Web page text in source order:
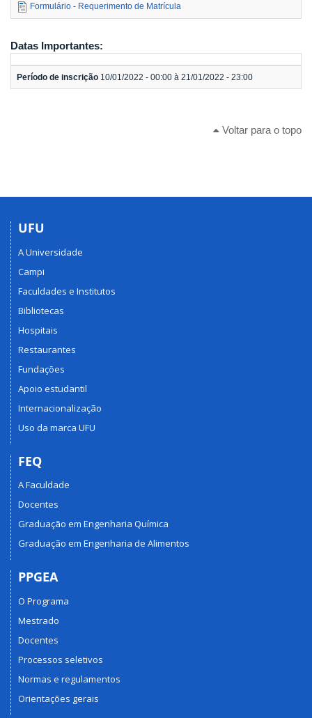
Formulário - Requerimento de Matrícula
Datas Importantes:
Período de inscrição 10/01/2022 - 00:00 à 21/01/2022 - 23:00
Voltar para o topo
UFU
A Universidade
Campi
Faculdades e Institutos
Bibliotecas
Hospitais
Restaurantes
Fundações
Apoio estudantil
Internacionalização
Uso da marca UFU
FEQ
A Faculdade
Docentes
Graduação em Engenharia Química
Graduação em Engenharia de Alimentos
PPGEA
O Programa
Mestrado
Docentes
Processos seletivos
Normas e regulamentos
Orientações gerais